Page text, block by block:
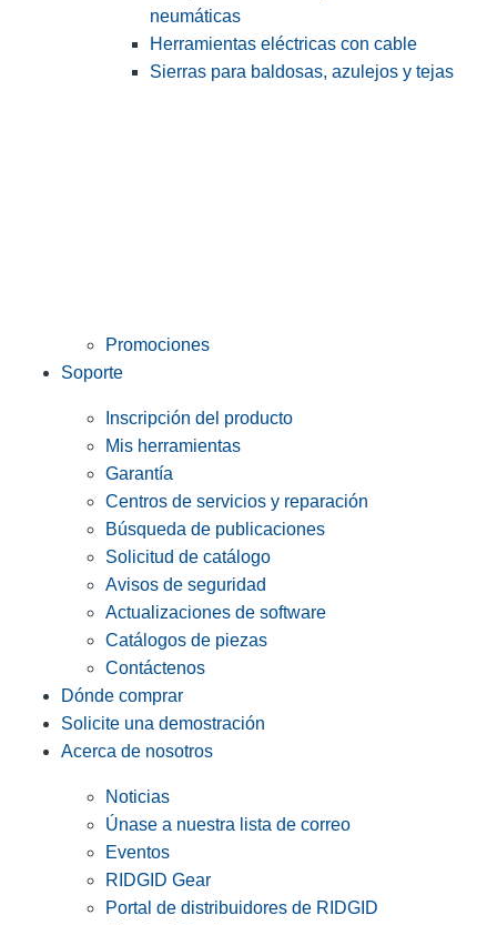
neumáticas
Herramientas eléctricas con cable
Sierras para baldosas, azulejos y tejas
Promociones
Soporte
Inscripción del producto
Mis herramientas
Garantía
Centros de servicios y reparación
Búsqueda de publicaciones
Solicitud de catálogo
Avisos de seguridad
Actualizaciones de software
Catálogos de piezas
Contáctenos
Dónde comprar
Solicite una demostración
Acerca de nosotros
Noticias
Únase a nuestra lista de correo
Eventos
RIDGID Gear
Portal de distribuidores de RIDGID